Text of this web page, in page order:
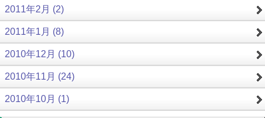
2011年2月 (2)
2011年1月 (8)
2010年12月 (10)
2010年11月 (24)
2010年10月 (1)